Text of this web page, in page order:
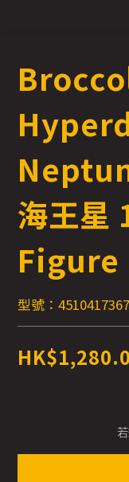
海王星
Figure
型號：